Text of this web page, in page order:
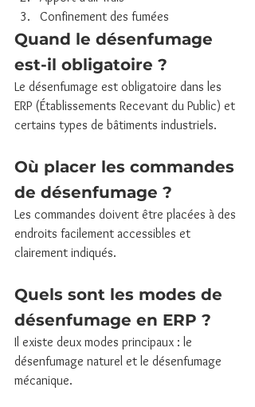
Confinement des fumées
Quand le désenfumage
est-il obligatoire ?
Le désenfumage est obligatoire dans les
ERP (Établissements Recevant du Public) et
certains types de bâtiments industriels.
Où placer les commandes
de désenfumage ?
Les commandes doivent être placées à des
endroits facilement accessibles et
clairement indiqués.
Quels sont les modes de
désenfumage en ERP ?
Il existe deux modes principaux : le
désenfumage naturel et le désenfumage
mécanique.